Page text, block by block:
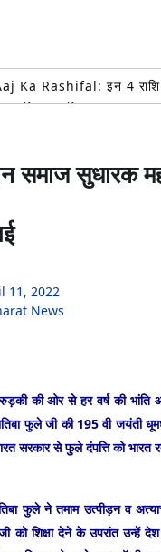
Ka Rashifal: इन 4 राशि
विकास परिषद,मुख्य शाखा
रुड़की, जिला भाजपा सांस्कृतिक
5, 2026
कांवड़ यात्रा शिवभक्ति का पर्व,
समाज सुधारक
11, 2022
News
की ओर से हर वर्ष की
फुले जी की 195 वी जयंती
सरकार से फुले दंपत्ति को भारत
फुले ने तमाम उत्पीड़न व
जी को शिक्षा देने के उपरांत उन्हें